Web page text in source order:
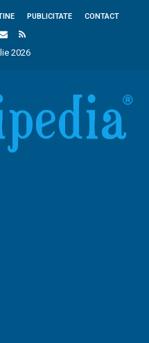
PUBLICITATE CONTACT
2026